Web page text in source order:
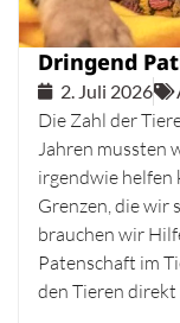
Dringend
2. Juli 2026
Die Zahl der
Jahren mussten
irgendwie helfen
Grenzen, die wir
brauchen wir
Patenschaft im
den Tieren